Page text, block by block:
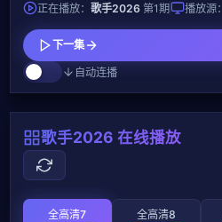
正在播放： 歌手2026 第1期 播放源：
下一集
自动连播
歌手2026 在线播放
全高清7 全高清8